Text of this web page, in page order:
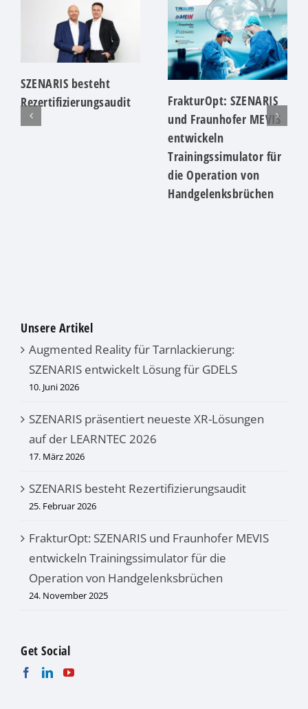
SZENARIS besteht
Rezertifizierungsaudit
FrakturOpt: SZENARIS
und Fraunhofer MEVIS
entwickeln
Trainingssimulator für
die Operation von
Handgelenksbrüchen
Unsere Artikel
Augmented Reality für Tarnlackierung:
SZENARIS entwickelt Lösung für GDELS
10. Juni 2026
SZENARIS präsentiert neueste XR-Lösungen
auf der LEARNTEC 2026
17. März 2026
SZENARIS besteht Rezertifizierungsaudit
25. Februar 2026
FrakturOpt: SZENARIS und Fraunhofer MEVIS
entwickeln Trainingssimulator für die
Operation von Handgelenksbrüchen
24. November 2025
Get Social